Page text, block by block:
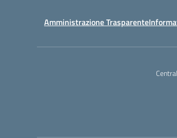
Amministrazione Trasparente